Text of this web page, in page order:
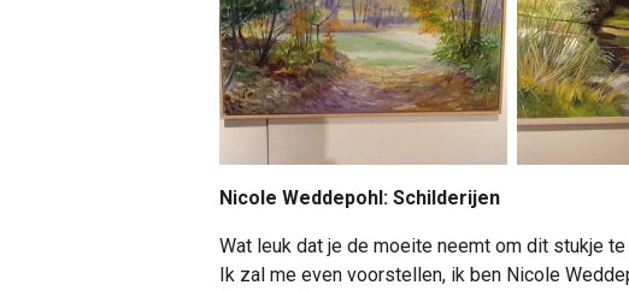
Nicole Weddepohl: Schilderijen
Wat leuk dat je de moeite neemt om dit stukje te
Ik zal me even voorstellen, ik ben Nicole